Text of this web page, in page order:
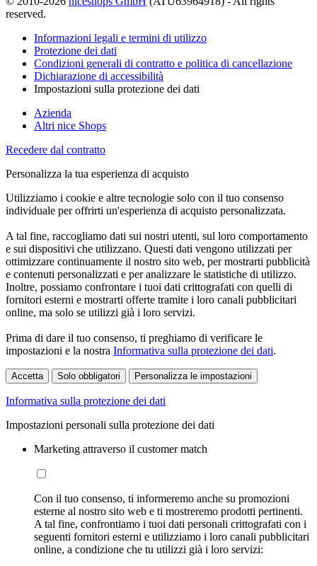
reserved.
Informazioni legali e termini di utilizzo
Protezione dei dati
Condizioni generali di contratto e politica di cancellazione
Dichiarazione di accessibilità
Impostazioni sulla protezione dei dati
Azienda
Altri nice Shops
Recedere dal contratto
Personalizza la tua esperienza di acquisto
Utilizziamo i cookie e altre tecnologie solo con il tuo consenso
individuale per offrirti un'esperienza di acquisto personalizzata.
A tal fine, raccogliamo dati sui nostri utenti, sul loro comportamento
e sui dispositivi che utilizzano. Questi dati vengono utilizzati per
ottimizzare continuamente il nostro sito web, per mostrarti pubblicità
e contenuti personalizzati e per analizzare le statistiche di utilizzo.
Inoltre, possiamo confrontare i tuoi dati crittografati con quelli di
fornitori esterni e mostrarti offerte tramite i loro canali pubblicitari
online, ma solo se utilizzi già i loro servizi.
Prima di dare il tuo consenso, ti preghiamo di verificare le
impostazioni e la nostra Informativa sulla protezione dei dati.
Accetta Solo obbligatori Personalizza le impostazioni
Informativa sulla protezione dei dati
Impostazioni personali sulla protezione dei dati
Marketing attraverso il customer match
Con il tuo consenso, ti informeremo anche su promozioni
esterne al nostro sito web e ti mostreremo prodotti pertinenti.
A tal fine, confrontiamo i tuoi dati personali crittografati con i
seguenti fornitori esterni e utilizziamo i loro canali pubblicitari
online, a condizione che tu utilizzi già i loro servizi: